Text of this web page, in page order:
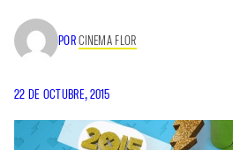
PORCINEMA FLOR
22 DE OCTUBRE, 2015